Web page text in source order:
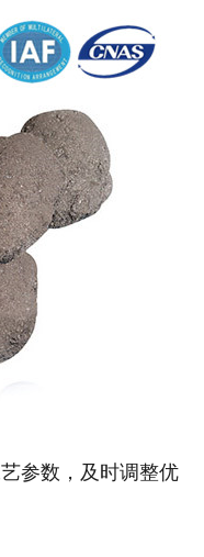
参数，及时调整优